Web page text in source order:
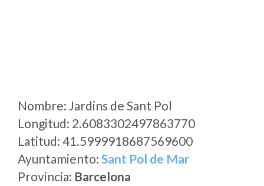
Nombre: Jardins de Sant Pol
Longitud: 2.6083302497863770
Latitud: 41.5999918687569600
Ayuntamiento: Sant Pol de Mar
Provincia: Barcelona